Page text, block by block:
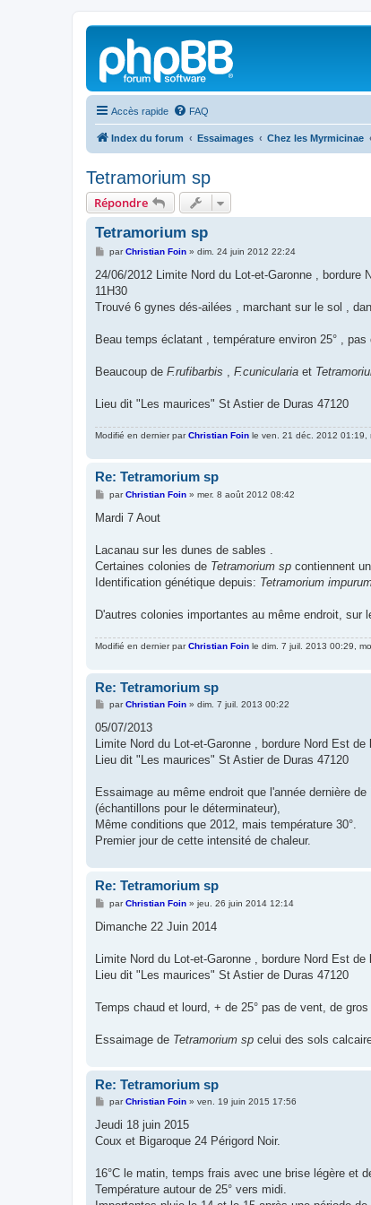
Accès rapide FAQ
Index du forum Essaimages Chez les Myrmicinae
Tetramorium sp
Répondre
Tetramorium sp
M
s
a
g
parChristian Foin» dim. 24 juin 2012 22:24
24/06/2012 Limite Nord du Lot-et-Garonne , bordure
11H30
Trouvé 6 gynes dés-ailées , marchant sur le sol ,
Beau temps éclatant , température environ 25° , pas
Beaucoup de F.rufibarbis , F.cunicularia et
Lieu dit "Les maurices" St Astier de Duras 47120
Modifié en dernier parChristian Foin le ven. 21 déc. 2012 01:19,
Re: Tetramorium sp
M
s
g
parChristian Foin» mer. 8 août 2012 08:42
Mardi 7 Aout
Lacanau sur les dunes de sables .
Certaines colonies de Tetramorium sp contiennent
Identification génétique depuis: Tetramorium
D'autres colonies importantes au même endroit, sur
Modifié en dernier parChristian Foin le dim. 7 juil. 2013 00:29,
Re: Tetramorium sp
M
s
a
g
parChristian Foin» dim. 7 juil. 2013 00:22
05/07/2013
Limite Nord du Lot-et-Garonne , bordure Nord Est de
Lieu dit "Les maurices" St Astier de Duras 47120
Essaimage au même endroit que l'année dernière de
(échantillons pour le déterminateur),
Même conditions que 2012, mais température 30°.
Premier jour de cette intensité de chaleur.
Re: Tetramorium sp
M
s
g
parChristian Foin» jeu. 26 juin 2014 12:14
Dimanche 22 Juin 2014
Limite Nord du Lot-et-Garonne , bordure Nord Est de
Lieu dit "Les maurices" St Astier de Duras 47120
Temps chaud et lourd, + de 25° pas de vent, de
Essaimage de Tetramorium sp celui des sols
Re: Tetramorium sp
M
s
a
parChristian Foin» ven. 19 juin 2015 17:56
Jeudi 18 juin 2015
Coux et Bigaroque 24 Périgord Noir.
16°C le matin, temps frais avec une brise légère et
Température autour de 25° vers midi.